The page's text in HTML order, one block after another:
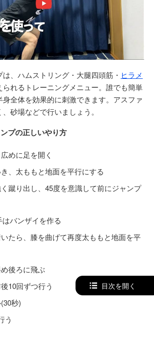
、ハムストリング・大腿四頭筋・ ヒラメ
られるトレーニングメニュー。誰でも簡単
身全体を効果的に刺激できます。アスファ
砂場などで行いましょう。
プの正しいやり方
めに足を開く
、太ももと地面を平行にする
蹴り出し、45度を意識して前にジャンプ
バンザイを作る
たら、膝を曲げて再度太ももと地面を平
後ろに飛ぶ
10回ずつ行う
秒)
う
目次を開く